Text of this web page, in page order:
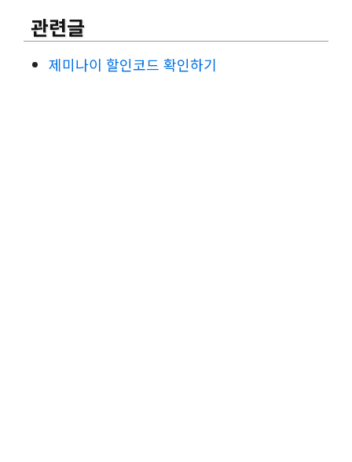
관련글
제미나이 할인코드 확인하기